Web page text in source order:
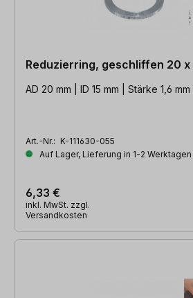
Reduzierring, geschliffen 20 x
AD 20 mm | ID 15 mm | Stärke 1,6 mm
Art.-Nr.: K-111630-055
Auf Lager, Lieferung in 1-2 Werktagen
6,33 €
inkl. MwSt. zzgl.
Versandkosten